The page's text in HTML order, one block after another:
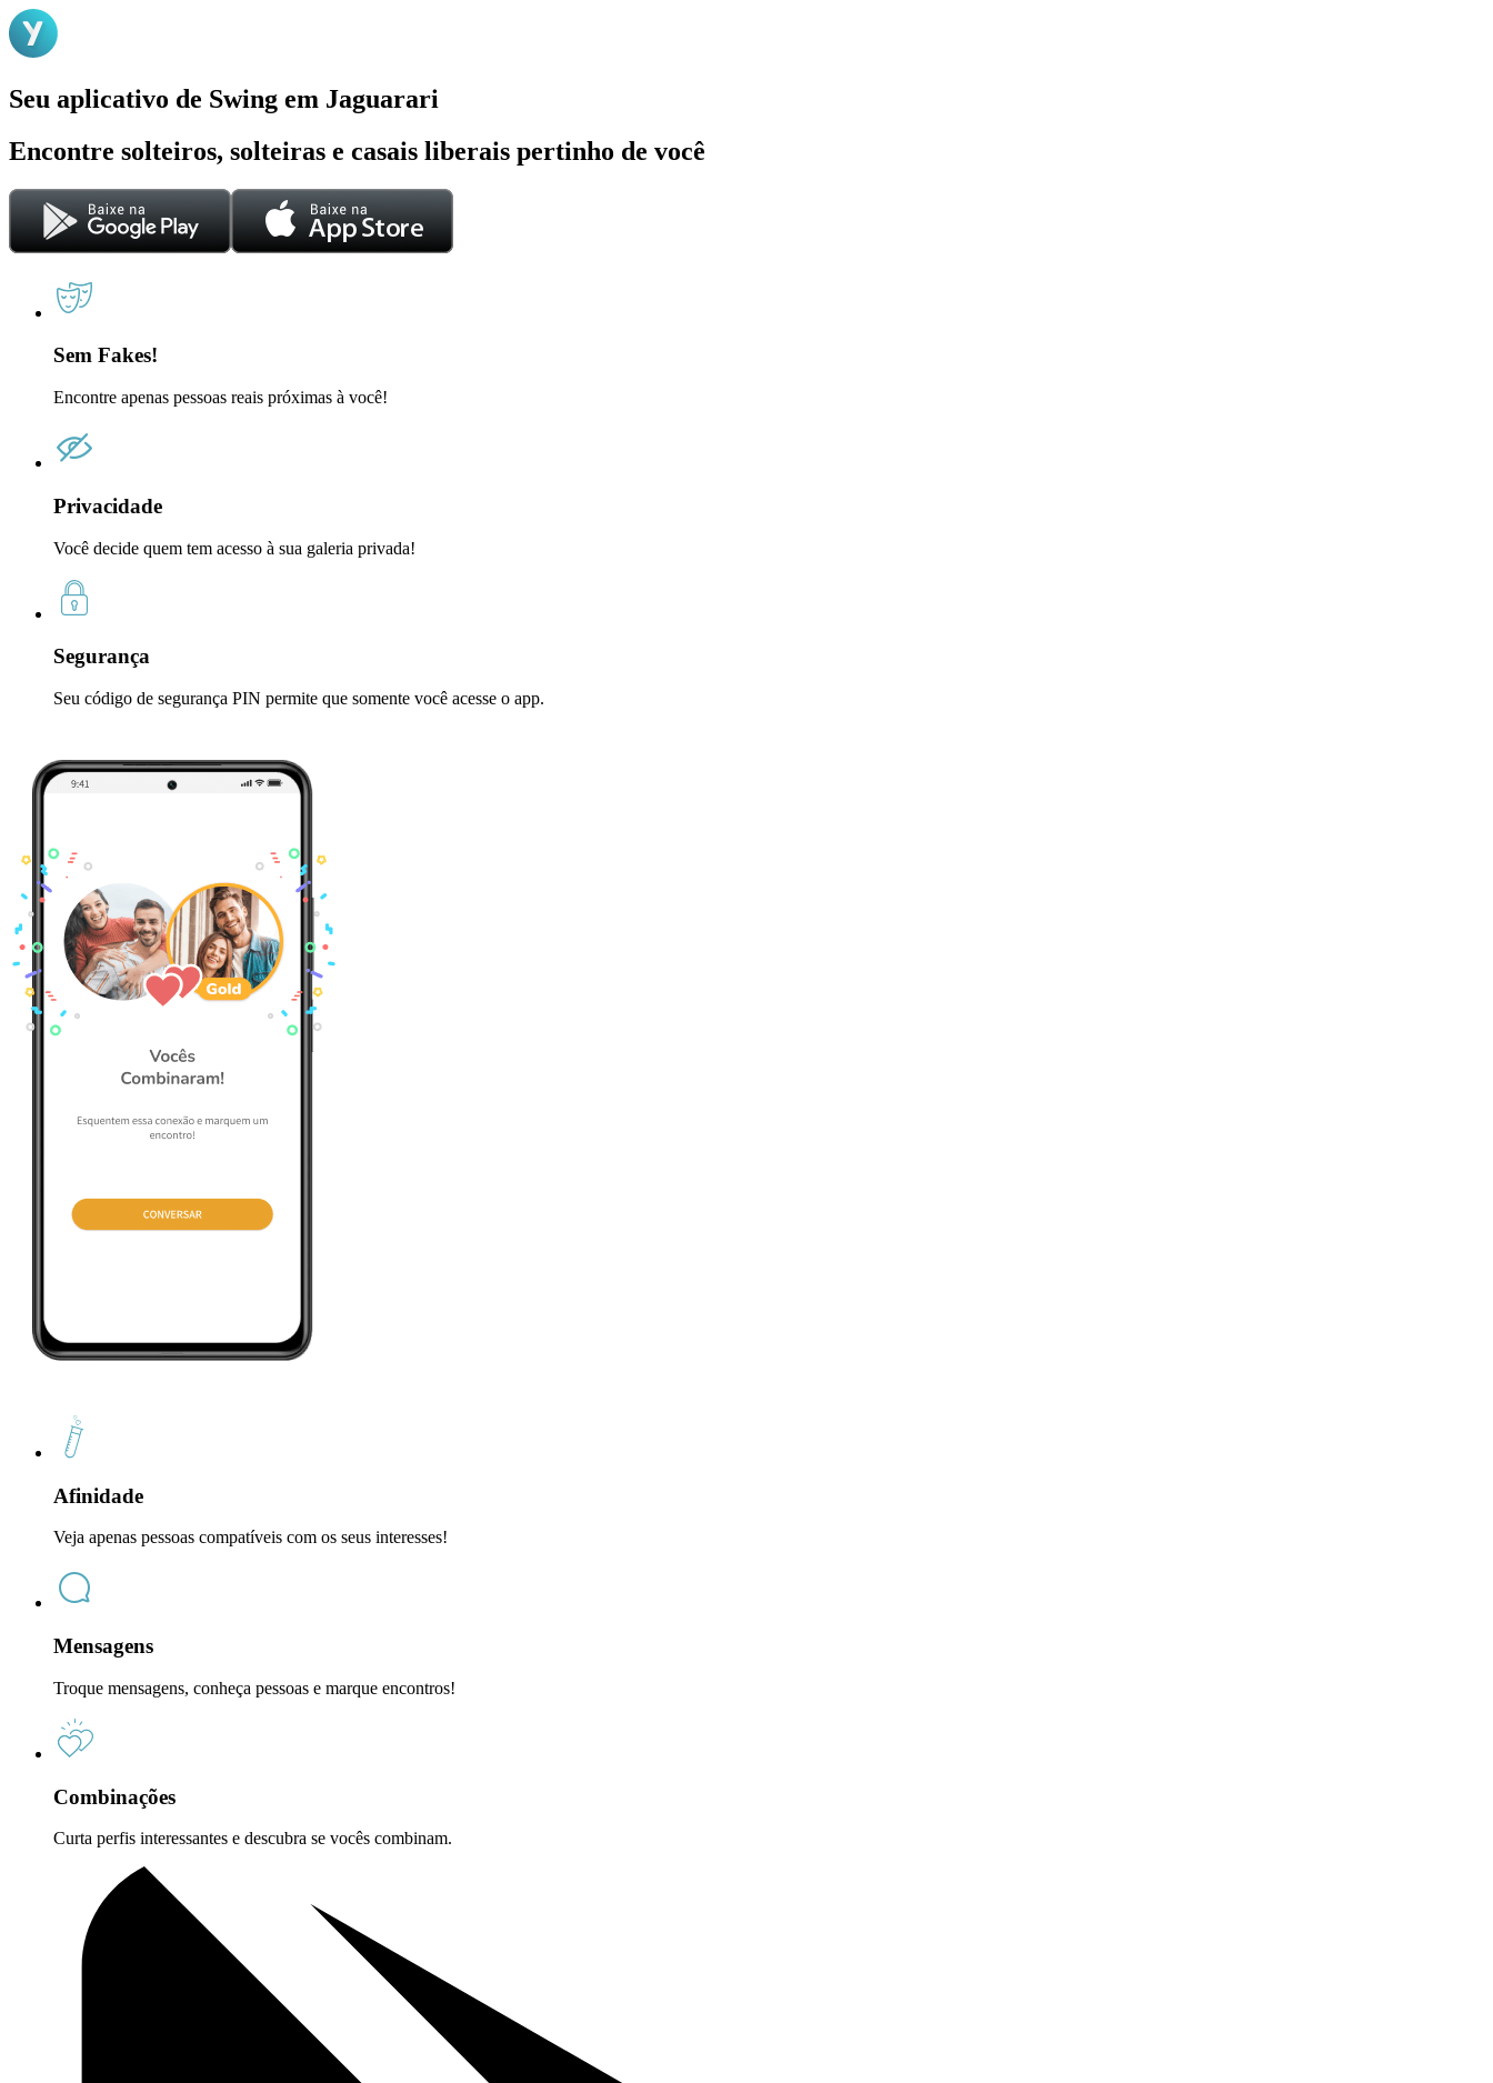
Seu aplicativo de Swing em Jaguarari
Encontre solteiros, solteiras e casais liberais pertinho de você
Sem Fakes!
Encontre apenas pessoas reais próximas à você!
Privacidade
Você decide quem tem acesso à sua galeria privada!
Segurança
Seu código de segurança PIN permite que somente você acesse o app.
Afinidade
Veja apenas pessoas compatíveis com os seus interesses!
Mensagens
Troque mensagens, conheça pessoas e marque encontros!
Combinações
Curta perfis interessantes e descubra se vocês combinam.